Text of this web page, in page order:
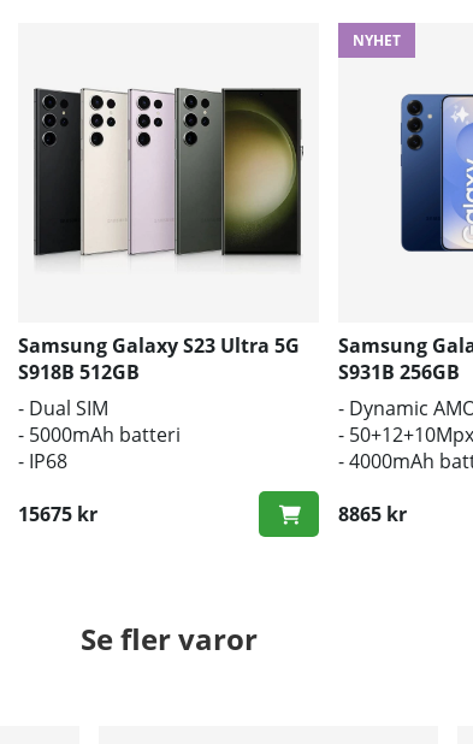
Samsung Galaxy S23 Ultra 5G
S918B 512GB
- Dual SIM
- 5000mAh batteri
- IP68
15675 kr
NYHET
Samsung
S931B 256GB
- Dynamic
-
- 4000mAh
8865 kr
Se fler varor